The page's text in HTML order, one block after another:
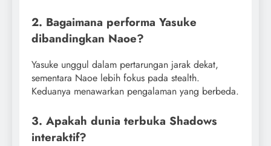
2. Bagaimana performa Yasuke
dibandingkan Naoe?
Yasuke unggul dalam pertarungan jarak dekat,
sementara Naoe lebih fokus pada stealth.
Keduanya menawarkan pengalaman yang berbeda.
3. Apakah dunia terbuka Shadows
interaktif?